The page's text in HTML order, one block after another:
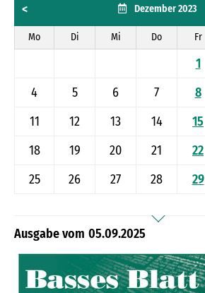
< Dezember 2023
Mo Di Mi Do Fr
1
4
5 6 7 8
11
12 13 14 15
18
19 20 21 22
25
26 27 28 29
05.09.2025